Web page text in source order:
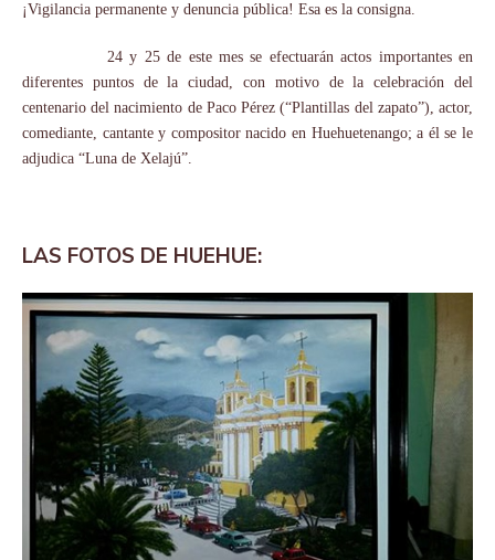
¡Vigilancia permanente y denuncia pública! Esa es la consigna.
24 y 25 de este mes se efectuarán actos importantes en
diferentes puntos de la ciudad, con motivo de la celebración del
centenario del nacimiento de Paco Pérez (“Plantillas del zapato”), actor,
comediante, cantante y compositor nacido en Huehuetenango; a él se le
adjudica “Luna de Xelajú”.
LAS FOTOS DE HUEHUE: